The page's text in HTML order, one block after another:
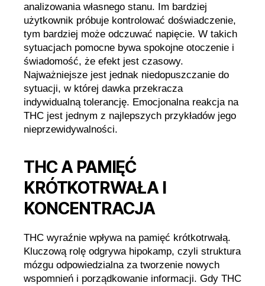
analizowania własnego stanu. Im bardziej
użytkownik próbuje kontrolować doświadczenie,
tym bardziej może odczuwać napięcie. W takich
sytuacjach pomocne bywa spokojne otoczenie i
świadomość, że efekt jest czasowy.
Najważniejsze jest jednak niedopuszczanie do
sytuacji, w której dawka przekracza
indywidualną tolerancję. Emocjonalna reakcja na
THC jest jednym z najlepszych przykładów jego
nieprzewidywalności.
THC A PAMIĘĆ
KRÓTKOTRWAŁA I
KONCENTRACJA
THC wyraźnie wpływa na pamięć krótkotrwałą.
Kluczową rolę odgrywa hipokamp, czyli struktura
mózgu odpowiedzialna za tworzenie nowych
wspomnień i porządkowanie informacji. Gdy THC